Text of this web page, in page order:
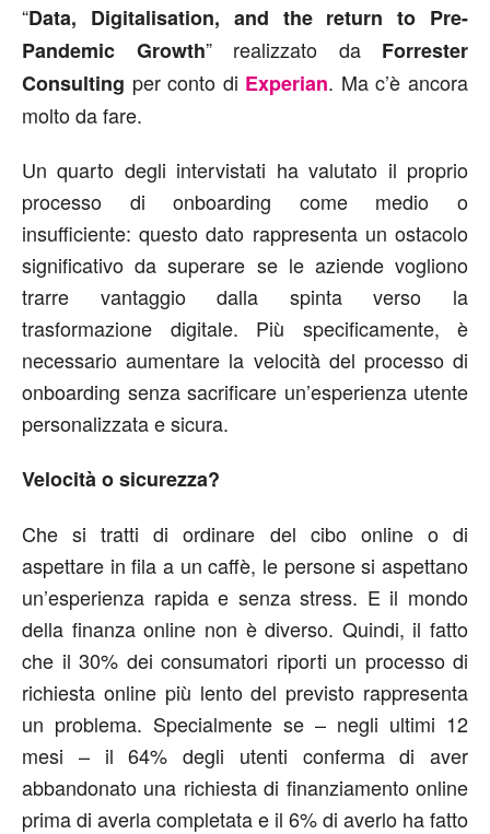
“Data, Digitalisation, and the return to Pre-
Pandemic Growth” realizzato da Forrester
Consulting per conto di Experian. Ma c’è ancora
molto da fare.
Un quarto degli intervistati ha valutato il proprio
processo di onboarding come medio o
insufficiente: questo dato rappresenta un ostacolo
significativo da superare se le aziende vogliono
trarre vantaggio dalla spinta verso la
trasformazione digitale. Più specificamente, è
necessario aumentare la velocità del processo di
onboarding senza sacrificare un’esperienza utente
personalizzata e sicura.
Velocità o sicurezza?
Che si tratti di ordinare del cibo online o di
aspettare in fila a un caffè, le persone si aspettano
un’esperienza rapida e senza stress. E il mondo
della finanza online non è diverso. Quindi, il fatto
che il 30% dei consumatori riporti un processo di
richiesta online più lento del previsto rappresenta
un problema. Specialmente se – negli ultimi 12
mesi – il 64% degli utenti conferma di aver
abbandonato una richiesta di finanziamento online
prima di averla completata e il 6% di averlo ha fatto